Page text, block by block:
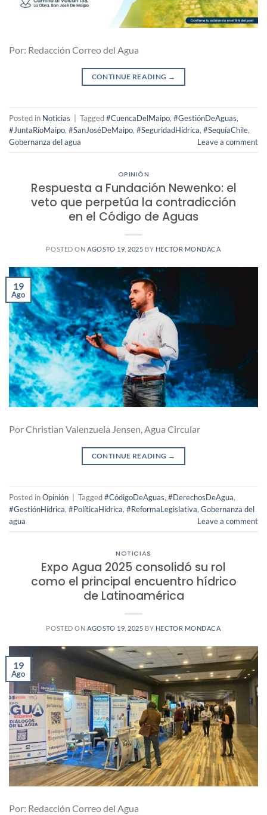
Por: Redacción Correo del Agua
CONTINUE READING →
Posted in Noticias | Tagged#CuencaDelMaipo, #GestiónDeAguas,
#JuntaRíoMaipo, #SanJoséDeMaipo, #SeguridadHídrica, #SequíaChile,
Gobernanza del agua
Leave a comment
OPINIÓN
Respuesta a Fundación Newenko: el
veto que perpetúa la contradicción
en el Código de Aguas
POSTED ONAGOSTO 19, 2025 BY HECTOR MONDACA
19
Ago
Por Christian Valenzuela Jensen, Agua Circular
CONTINUE READING →
Posted inOpinión Tagged#CódigoDeAguas, #DerechosDeAgua,
#GestiónHídrica, #PolíticaHídrica, #ReformaLegislativa, Gobernanza del
agua
Leave a comment
NOTICIAS
Expo Agua 2025 consolidó su rol
como el principal encuentro hídrico
de Latinoamérica
POSTED ONAGOSTO 19, 2025 BY HECTOR MONDACA
19
Ago
Por: Redacción Correo del Agua